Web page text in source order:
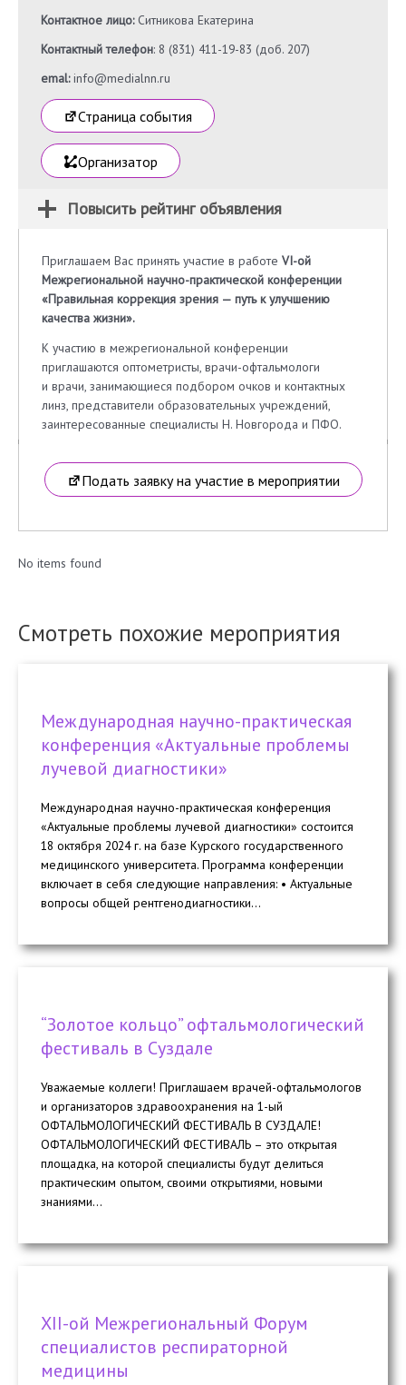
Контактное лицо:Ситникова Екатерина
Контактный телефон: 8 (831) 411-19-83 (доб. 207)
emal:info@medialnn.ru
Страница события
Организатор
Повысить рейтинг объявления
Приглашаем Вас принять участие в работе VI-ой
Межрегиональной научно-практической конференции
«Правильная коррекция зрения — путь к улучшению
качества жизни».
К участию в межрегиональной конференции
приглашаются оптометристы, врачи-офтальмологи
и врачи, занимающиеся подбором очков и контактных
линз, представители образовательных учреждений,
заинтересованные специалисты Н. Новгорода и ПФО.
Подать заявку на участие в мероприятии
No items found
Смотреть похожие мероприятия
Международная научно-практическая
конференция «Актуальные проблемы
лучевой диагностики»
Международная научно-практическая конференция
«Актуальные проблемы лучевой диагностики» состоится
18 октября 2024 г. на базе Курского государственного
медицинского университета. Программа конференции
включает в себя следующие направления: • Актуальные
вопросы общей рентгенодиагностики...
“Золотое кольцо” офтальмологический
фестиваль в Суздале
Уважаемые коллеги! Приглашаем врачей-офтальмологов
и организаторов здравоохранения на 1-ый
ОФТАЛЬМОЛОГИЧЕСКИЙ ФЕСТИВАЛЬ В СУЗДАЛЕ!
ОФТАЛЬМОЛОГИЧЕСКИЙ ФЕСТИВАЛЬ – это открытая
площадка, на которой специалисты будут делиться
практическим опытом, своими открытиями, новыми
знаниями...
ХII-ой Межрегиональный Форум
специалистов респираторной
медицины